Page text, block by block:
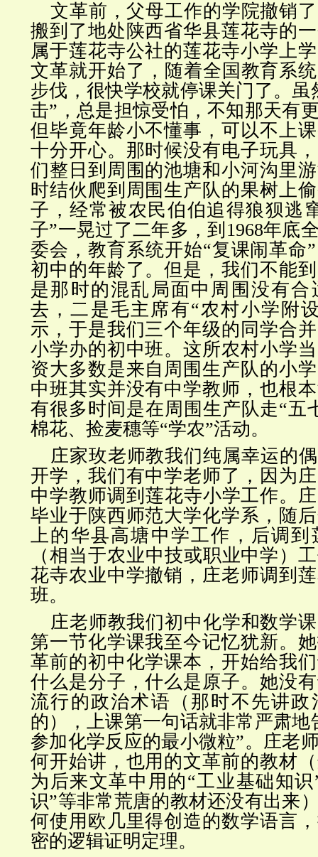
文革前，父母工作的学院撤销
搬到了地处陕西省华县莲花寺的
属于莲花寺公社的莲花寺小学上
文革就开始了，随着全国教育系
步伐，很快学校就停课关门了。虽
击”，总是担惊受怕，不知那天有
但毕竟年龄小不懂事，可以不上
十分开心。那时候没有电子玩具
们整日到周围的池塘和小河沟里
时结伙爬到周围生产队的果树上
子，经常被农民伯伯追得狼狈逃
子”一晃过了二年多，到1968年底
委会，教育系统开始“复课闹革命
初中的年龄了。但是，我们不能
是那时的混乱局面中周围没有合
去，二是毛主席有“农村小学附
示，于是我们三个年级的同学合
小学办的初中班。这所农村小学
资大多数是来自周围生产队的小
中班其实并没有中学教师，也根
有很多时间是在周围生产队走“五
棉花、捡麦穗等“学农”活动。
庄家玫老师教我们纯属幸运的
开学，我们有中学老师了，因为
中学教师调到莲花寺小学工作。
毕业于陕西师范大学化学系，随
上的华县高塘中学工作，后调到
（相当于农业中技或职业中学）
花寺农业中学撤销，庄老师调到
班。
庄老师教我们初中化学和数学
第一节化学课我至今记忆犹新。
革前的初中化学课本，开始给我
什么是分子，什么是原子。她没
流行的政治术语（那时不先讲政
的），上课第一句话就非常严肃地
参加化学反应的最小微粒”。庄老
何开始讲，也用的文革前的教材
为后来文革中用的“工业基础知
识”等非常荒唐的教材还没有出来
何使用欧几里得创造的数学语言
密的逻辑证明定理。